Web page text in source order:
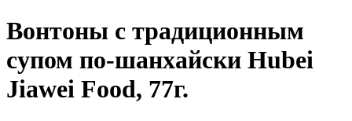
Вонтоны с традиционным
супом по-шанхайски Hubei
Jiawei Food, 77г.